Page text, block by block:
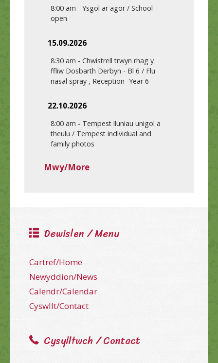
8:00 am - Ysgol ar agor / School
open
15.09.2026
8:30 am - Chwistrell trwyn rhag y
ffliw Dosbarth Derbyn - Bl 6 / Flu
nasal spray , Reception -Year 6
22.10.2026
8:00 am - Tempest lluniau unigol a
theulu / Tempest individual and
family photos
Mwy/More
Dewislen / Menu
Cartref/Home
Newyddion/News
Calendr/Calendar
Cyswllt/Contact
Cysylltwch / Contact